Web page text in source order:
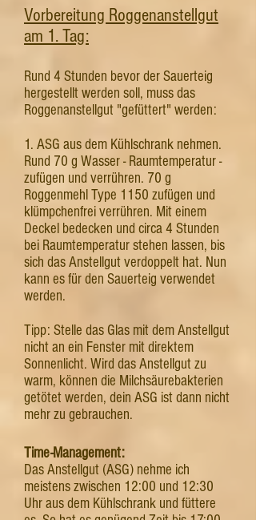
Vorbereitung Roggenanstellgut
am 1. Tag:
Rund 4 Stunden bevor der Sauerteig
hergestellt werden soll, muss das
Roggenanstellgut "gefüttert" werden:
1. ASG aus dem Kühlschrank nehmen.
Rund 70 g Wasser - Raumtemperatur -
zufügen und verrühren. 70 g
Roggenmehl Type 1150 zufügen und
klümpchenfrei verrühren. Mit einem
Deckel bedecken und circa 4 Stunden
bei Raumtemperatur stehen lassen, bis
sich das Anstellgut verdoppelt hat. Nun
kann es für den Sauerteig verwendet
werden.
Tipp: Stelle das Glas mit dem Anstellgut
nicht an ein Fenster mit direktem
Sonnenlicht. Wird das Anstellgut zu
warm, können die Milchsäurebakterien
getötet werden, dein ASG ist dann nicht
mehr zu gebrauchen.
Time-Management:
Das Anstellgut (ASG) nehme ich
meistens zwischen 12:00 und 12:30
Uhr aus dem Kühlschrank und füttere